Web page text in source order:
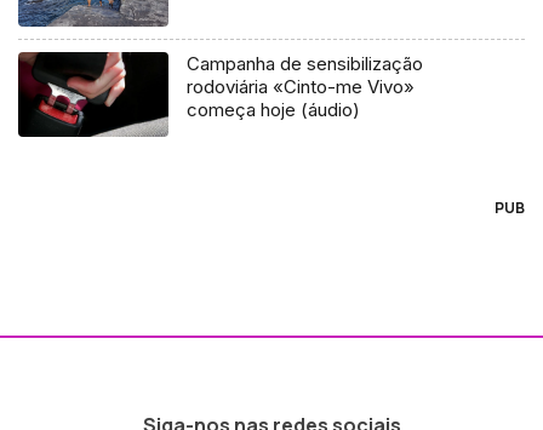
Campanha de sensibilização
rodoviária «Cinto-me Vivo»
começa hoje (áudio)
PUB